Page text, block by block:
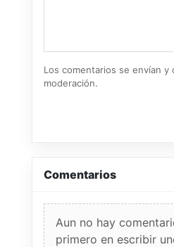
Los comentarios se envían
moderación.
Comentarios
Aun no hay
primero en escribir